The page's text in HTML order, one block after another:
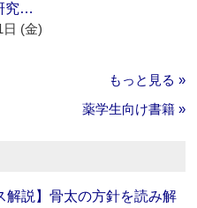
究…
日 (金)
もっと見る »
薬学生向け書籍 »
解説】骨太の方針を読み解